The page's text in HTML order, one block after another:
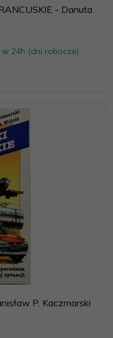
- Danuta
24h (dni robocze)
P. Kaczmarski